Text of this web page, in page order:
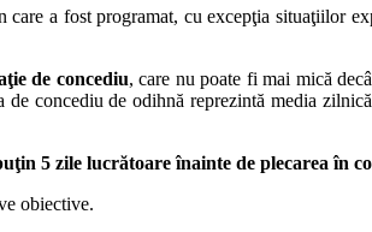
a fost programat, cu excepţia situaţiilor
de concediu, care nu poate fi mai mică
concediu de odihnă reprezintă media
5 zile lucrătoare înainte de plecarea în
obiective.